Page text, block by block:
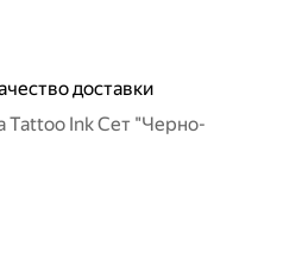
доставки
Tattoo Ink Сет "Черно-